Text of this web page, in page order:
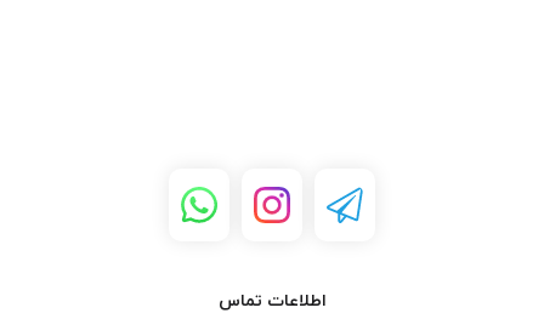
اطلاعات تماس